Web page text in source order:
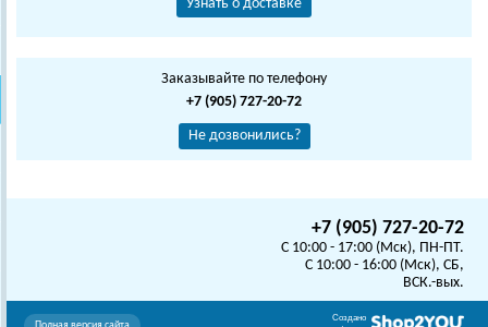
Узнать о доставке
Заказывайте по телефону
+7 (905) 727-20-72
Не дозвонились?
+7 (905) 727-20-72
C 10:00 - 17:00 (Мск), ПН-ПТ.
C 10:00 - 16:00 (Мск), СБ,
ВСК.-вых.
Создано